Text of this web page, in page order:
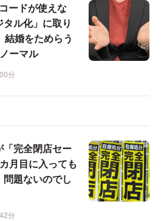
ードが使えな
ル化」に取り
婚をためらう
ーマル
分
完全閉店セー
月目に入っても
題ないのでし
分